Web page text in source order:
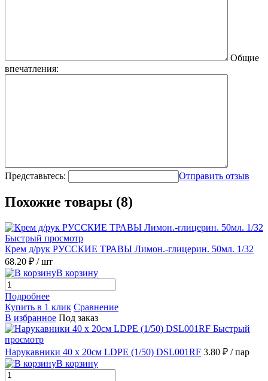
Общие
впечатления:
Представьтесь: Отправить отзыв
Похожие товары (8)
Быстрый просмотр
Крем д/рук РУССКИЕ ТРАВЫ Лимон.-глицерин. 50мл. 1/32
68.20 ₽ / шт
В корзину
Подробнее
Купить в 1 клик Сравнение
В избранное Под заказ
Быстрый
просмотр
Нарукавники 40 х 20см LDPE (1/50) DSL001RF 3.80 ₽ / пар
В корзину